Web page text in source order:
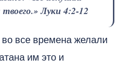
Луки 4:2-12
все времена желали
им это и